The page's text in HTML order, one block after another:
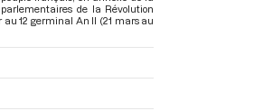
de la Révolution
au 12 germinal An II (21 mars au